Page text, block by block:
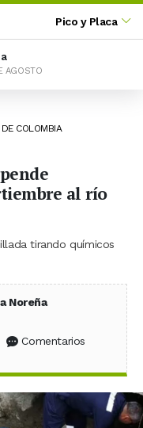
Pico y Placa
AGOSTO
COLOMBIA
al río
tirando químicos
Noreña
en Facebook
en X (Twitter)
en WhatsApp
Comentarios